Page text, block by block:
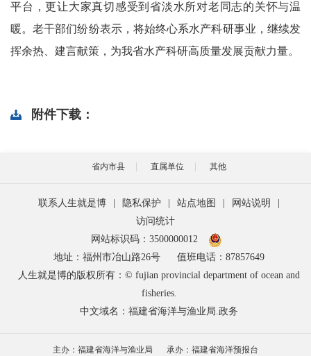
平台，更让大家真切感受到省淡水所对老同志的关怀与温
暖。老干部们纷纷表示，将始终心系水产科研事业，继续发
挥余热、建言献策，为我省水产科研高质量发展贡献力量。
附件下载：
省内市县 直属单位 其他
联系人生就是博 隐私保护 站点地图 网站说明
访问统计
网站标识码：3500000012
地址：福州市冶山路26号
值班电话：87857649
人生就是博的版权所有：© fujian provincial department of ocean and
fisheries.
中文域名：福建省海洋与渔业局.政务
主办：福建省海洋与渔业局 承办：福建省海洋预报台